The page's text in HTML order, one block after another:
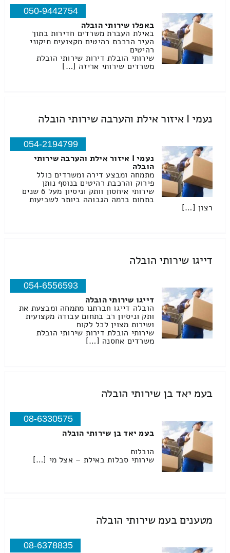
050-9442754
באפלו שירותי הובלה
באילת העברת משרדים חדירות בתוך
העיר הרכבת רהיטים מקצועית תיקוני
רהיטים
שירותי הובלת דירות שירותי הובלת
משרדים שירותי אריזה […]
נעמי I איזור אילת והערבה שירותי הובלה
054-2194799
נעמי I איזור אילת והערבה שירותי
הובלה
מתמחה ומבצע דירה ומשרדים כולל
פירוק והרכבת רהיטים בנוסף נותן
שירותי איחסון וותק וניסיון מעל 6 שנים
בתחום ברמה הגבוהה ביותר לשביעות
רצון […]
דייגו שירותי הובלה
054-6556593
דייגו שירותי הובלה
הובלה דייגו חברתנו מתמחה ומבצעת את
ותק וניסיון רב בתחום עבודה מקצועית
ושירות מצוין לכל לקוח
שירותי הובלת דירות שירותי הובלת
משרדים אחסנה […]
בעמ יאד בן שירותי הובלה
08-6330575
בעמ יאד בן שירותי הובלה
הובלות
שירותי סבלות באילת – אצל מי […]
מטענים בעמ שירותי הובלה
08-6378835